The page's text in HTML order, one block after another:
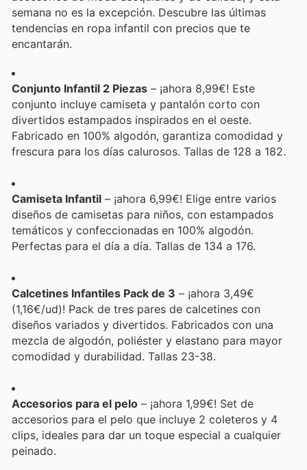
semana no es la excepción. Descubre las últimas
tendencias en ropa infantil con precios que te
encantarán.
Conjunto Infantil 2 Piezas – ¡ahora 8,99€! Este
conjunto incluye camiseta y pantalón corto con
divertidos estampados inspirados en el oeste.
Fabricado en 100% algodón, garantiza comodidad y
frescura para los días calurosos. Tallas de 128 a 182.
Camiseta Infantil – ¡ahora 6,99€! Elige entre varios
diseños de camisetas para niños, con estampados
temáticos y confeccionadas en 100% algodón.
Perfectas para el día a día. Tallas de 134 a 176.
Calcetines Infantiles Pack de 3 – ¡ahora 3,49€
(1,16€/ud)! Pack de tres pares de calcetines con
diseños variados y divertidos. Fabricados con una
mezcla de algodón, poliéster y elastano para mayor
comodidad y durabilidad. Tallas 23-38.
Accesorios para el pelo – ¡ahora 1,99€! Set de
accesorios para el pelo que incluye 2 coleteros y 4
clips, ideales para dar un toque especial a cualquier
peinado.